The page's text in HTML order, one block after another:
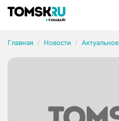
Главная Новости Актуальное